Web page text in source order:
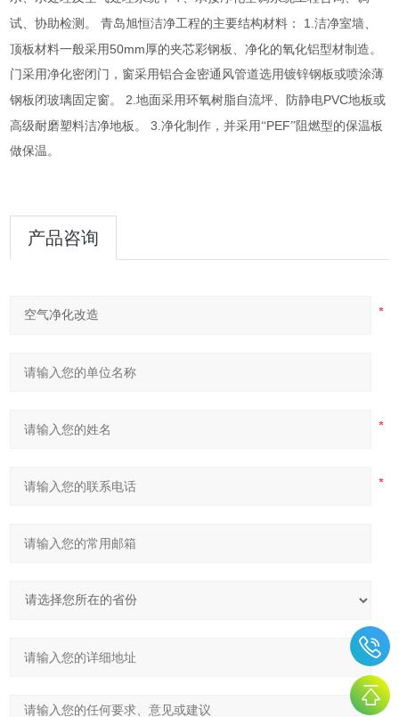
试、协助检测。
青岛旭恒洁净工程的主要结构材料： 1.洁净室墙、
顶板材料一般采用50mm厚的夹芯彩钢板、净化的氧化铝型材制造。
门采用净化密闭门，窗采用铝合金密通风管道选用镀锌钢板或喷涂薄
钢板闭玻璃固定窗。
2.地面采用环氧树脂自流坪、防静电PVC地板或
高级耐磨塑料洁净地板。
3.净化制作，并采用“PEF”阻燃型的保温板
做保温。
产品咨询